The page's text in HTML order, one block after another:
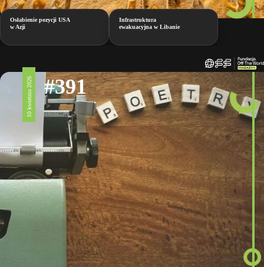
Osłabienie pozycji USA
w Azji
Infrastruktura
ewakuacyjna w Libanie
10 kwietnia 2026 #391